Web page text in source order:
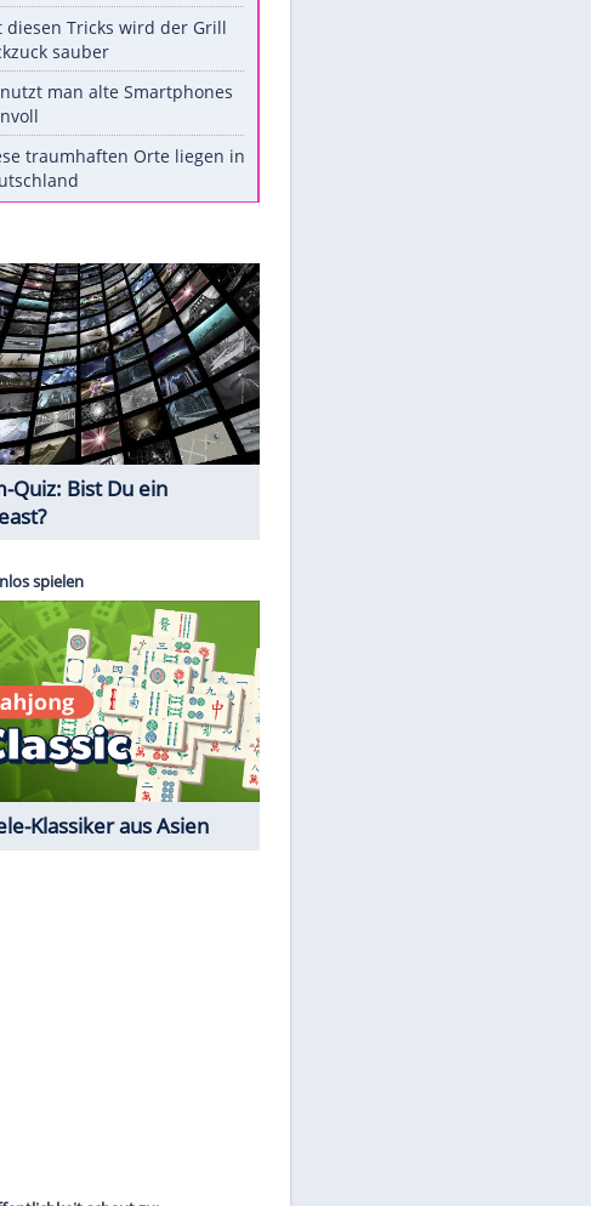
Trump: Neuer Anlauf für
Geburtsrecht
Stars heute
Diese Autos haben uns verlassen
Reese entschuldigt sich bei Fans:
"Tut mir aufrichtig leid"
Mit diesen Tricks wird der Grill
ruckzuck sauber
So nutzt man alte Smartphones
sinnvoll
Quiz